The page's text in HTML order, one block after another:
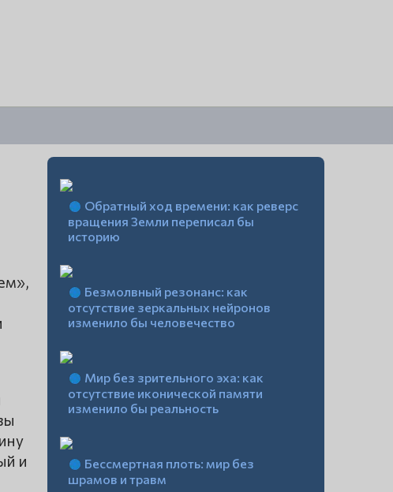
и
Обратный ход времени: как реверс
вращения Земли переписал бы
историю
Безмолвный резонанс: как
отсутствие зеркальных нейронов
изменило бы человечество
Мир без зрительного эха: как
отсутствие иконической памяти
изменило бы реальность
Бессмертная плоть: мир без
шрамов и травм